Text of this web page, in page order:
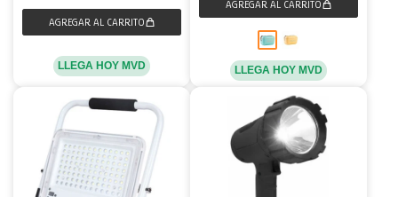
LLEGA HOY MVD LLEGA HOY MVD